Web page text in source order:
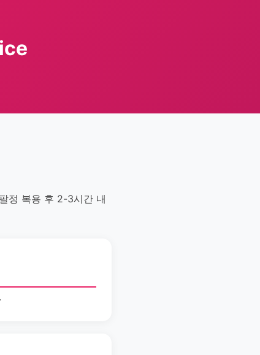
정 복용 후 2-3시간 내